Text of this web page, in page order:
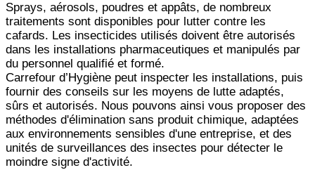
Sprays, aérosols, poudres et appâts, de nombreux
traitements sont disponibles pour lutter contre les
cafards. Les insecticides utilisés doivent être autorisés
dans les installations pharmaceutiques et manipulés par
du personnel qualifié et formé.
Carrefour d’Hygiène peut inspecter les installations, puis
fournir des conseils sur les moyens de lutte adaptés,
sûrs et autorisés. Nous pouvons ainsi vous proposer des
méthodes d'élimination sans produit chimique, adaptées
aux environnements sensibles d'une entreprise, et des
unités de surveillances des insectes pour détecter le
moindre signe d'activité.